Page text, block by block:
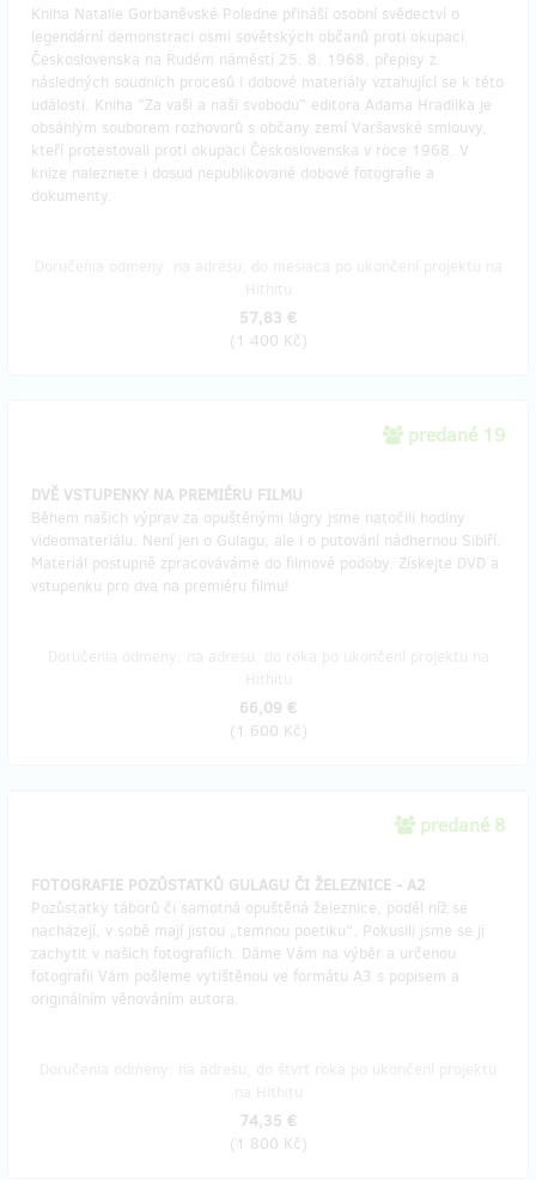
Kniha Natalie Gorbaněvské Poledne přináší osobní svědectví o
legendární demonstraci osmi sovětských občanů proti okupaci
Československa na Rudém náměstí 25. 8. 1968, přepisy z
následných soudních procesů i dobové materiály vztahující se k této
události. Kniha "Za vaši a naši svobodu" editora Adama Hradilka je
obsáhlým souborem rozhovorů s občany zemí Varšavské smlouvy,
kteří protestovali proti okupaci Československa v roce 1968. V
knize naleznete i dosud nepublikované dobové fotografie a
dokumenty.
57,83 €
(1 400 Kč)
predané 19
DVĚ VSTUPENKY NA PREMIÉRU FILMU
Během našich výprav za opuštěnými lágry jsme natočili hodiny
videomateriálu. Není jen o Gulagu, ale i o putování nádhernou Sibiří.
Materiál postupně zpracováváme do filmové podoby. Získejte DVD a
vstupenku pro dva na premiéru filmu!
66,09 €
(1 600 Kč)
predané 8
FOTOGRAFIE POZŮSTATKŮ GULAGU ČI ŽELEZNICE - A2
Pozůstatky táborů či samotná opuštěná železnice, podél níž se
nacházejí, v sobě mají jistou „temnou poetiku“. Pokusili jsme se ji
zachytit v našich fotografiích. Dáme Vám na výběr a určenou
fotografii Vám pošleme vytištěnou ve formátu A3 s popisem a
originálním věnováním autora.
74,35 €
(1 800 Kč)